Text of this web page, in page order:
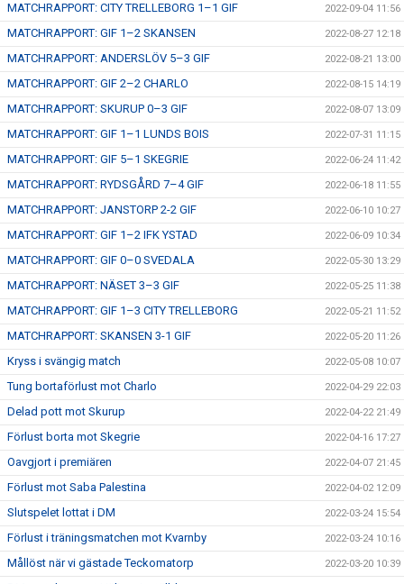
MATCHRAPPORT: CITY TRELLEBORG 1–1 GIF 2022-09-04 11:56
MATCHRAPPORT: GIF 1–2 SKANSEN 2022-08-27 12:18
MATCHRAPPORT: ANDERSLÖV 5–3 GIF 2022-08-21 13:00
MATCHRAPPORT: GIF 2–2 CHARLO 2022-08-15 14:19
MATCHRAPPORT: SKURUP 0–3 GIF 2022-08-07 13:09
MATCHRAPPORT: GIF 1–1 LUNDS BOIS 2022-07-31 11:15
MATCHRAPPORT: GIF 5–1 SKEGRIE 2022-06-24 11:42
MATCHRAPPORT: RYDSGÅRD 7–4 GIF 2022-06-18 11:55
MATCHRAPPORT: JANSTORP 2-2 GIF 2022-06-10 10:27
MATCHRAPPORT: GIF 1–2 IFK YSTAD 2022-06-09 10:34
MATCHRAPPORT: GIF 0–0 SVEDALA 2022-05-30 13:29
MATCHRAPPORT: NÄSET 3–3 GIF 2022-05-25 11:38
MATCHRAPPORT: GIF 1–3 CITY TRELLEBORG 2022-05-21 11:52
MATCHRAPPORT: SKANSEN 3-1 GIF 2022-05-20 11:26
Kryss i svängig match 2022-05-08 10:07
Tung bortaförlust mot Charlo 2022-04-29 22:03
Delad pott mot Skurup 2022-04-22 21:49
Förlust borta mot Skegrie 2022-04-16 17:27
Oavgjort i premiären 2022-04-07 21:45
Förlust mot Saba Palestina 2022-04-02 12:09
Slutspelet lottat i DM 2022-03-24 15:54
Förlust i träningsmatchen mot Kvarnby 2022-03-24 10:16
Mållöst när vi gästade Teckomatorp 2022-03-20 10:39